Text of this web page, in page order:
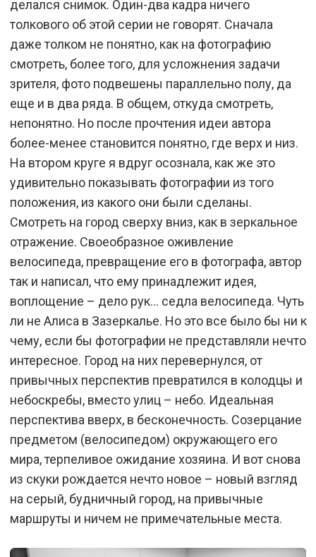
делался снимок. Один-два кадра ничего
толкового об этой серии не говорят. Сначала
даже толком не понятно, как на фотографию
смотреть, более того, для усложнения задачи
зрителя, фото подвешены параллельно полу, да
еще и в два ряда. В общем, откуда смотреть,
непонятно. Но после прочтения идеи автора
более-менее становится понятно, где верх и низ.
На втором круге я вдруг осознала, как же это
удивительно показывать фотографии из того
положения, из какого они были сделаны.
Смотреть на город сверху вниз, как в зеркальное
отражение. Своеобразное оживление
велосипеда, превращение его в фотографа, автор
так и написал, что ему принадлежит идея,
воплощение – дело рук… седла велосипеда. Чуть
ли не Алиса в Зазеркалье. Но это все было бы ни к
чему, если бы фотографии не представляли нечто
интересное. Город на них перевернулся, от
привычных перспектив превратился в колодцы и
небоскребы, вместо улиц – небо. Идеальная
перспектива вверх, в бесконечность. Созерцание
предметом (велосипедом) окружающего его
мира, терпеливое ожидание хозяина. И вот снова
из скуки рождается нечто новое – новый взгляд
на серый, будничный город, на привычные
маршруты и ничем не примечательные места.